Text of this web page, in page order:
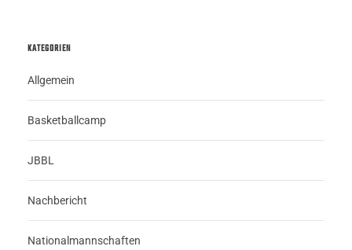
KATEGORIEN
Allgemein
Basketballcamp
JBBL
Nachbericht
Nationalmannschaften